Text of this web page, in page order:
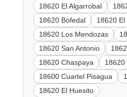
18620 El Algarrobal
18620 Bofedal
18620 El
18620 Los Mendozas
18620 San Antonio
18620 Chaspaya
18620
18600 Cuartel Pisagua
18620 El Huesito